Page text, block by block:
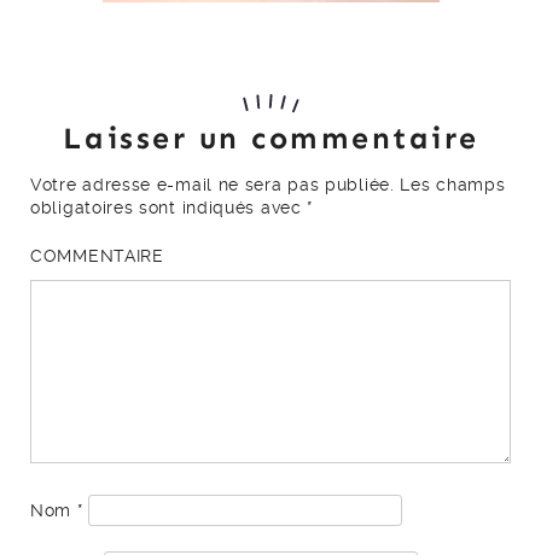
Laisser un commentaire
Votre adresse e-mail ne sera pas publiée.
Les champs
obligatoires sont indiqués avec *
COMMENTAIRE
Nom *